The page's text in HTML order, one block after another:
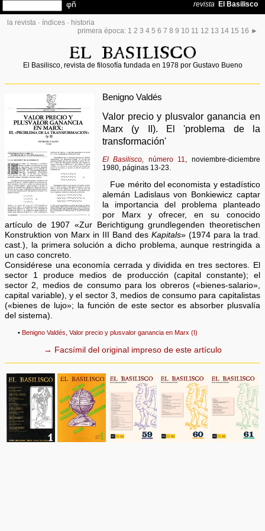
la revista · índices · historia
primera época: 1 2 3 4 5 6 7 8 9 10 11 12 13 14 15 16 ►
El Basilisco, revista de filosofía fundada en 1978 por Gustavo Bueno
Benigno Valdés
Valor precio y plusvalor ganancia en
Marx (y II). El 'problema de la
transformación'
El Basilisco, número 11, noviembre-diciembre
1980, páginas 13-23.
Fue mérito del economista y estadístico
alemán Ladislaus von Bonkiewicz captar
la importancia del problema planteado
por Marx y ofrecer, en su conocido
artículo de 1907 «Zur Berichtigung grundlegenden theoretischen
Konstruktion von Marx in III Band des Kapitals» (1974 para la trad.
cast.), la primera solución a dicho problema, aunque restringida a
un caso concreto.
Considérese una economía cerrada y dividida en tres sectores. El
sector 1 produce medios de producción (capital constante); el
sector 2, medios de consumo para los obreros («bienes-salario»,
capital variable), y el sector 3, medios de consumo para capitalistas
(«bienes de lujo»; la función de este sector es absorber plusvalía
del sistema).
• Benigno Valdés, Valor precio y plusvalor ganancia en Marx (I)
→ Facsímil del original impreso de este artículo